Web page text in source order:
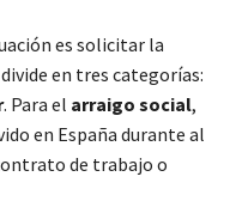
es solicitar la
en tres categorías:
. Para el arraigo social,
en España durante al
de trabajo o